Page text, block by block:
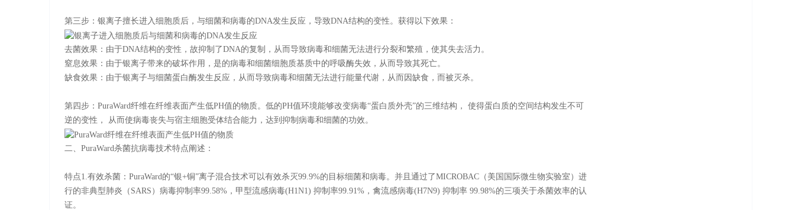
第三步：银离子擅长进入细胞质后，与细菌和病毒的DNA发生反应，导致DNA结构的变性。获得以下效果：
去菌效果：由于DNA结构的变性，故抑制了DNA的复制，从而导致病毒和细菌无法进行分裂和繁殖，使其失去活力。
窒息效果：由于银离子带来的破坏作用，是的病毒和细菌细胞质基质中的呼吸酶失效，从而导致其死亡。
缺食效果：由于银离子与细菌蛋白酶发生反应，从而导致病毒和细菌无法进行能量代谢，从而因缺食，而被灭杀。
第四步：PuraWard纤维在纤维表面产生低PH值的物质。低的PH值环境能够改变病毒“蛋白质外壳”的三维结构， 使得蛋白质的空间结构发生不可
逆的变性， 从而使病毒丧失与宿主细胞受体结合能力，达到抑制病毒和细菌的功效。
二、PuraWard杀菌抗病毒技术特点阐述：
特点1.有效杀菌：PuraWard的“银+铜”离子混合技术可以有效杀灭99.9%的目标细菌和病毒。并且通过了MICROBAC（美国国际微生物实验室）进
行的非典型肺炎（SARS）病毒抑制率99.58%，甲型流感病毒(H1N1) 抑制率99.91%，禽流感病毒(H7N9) 抑制率 99.98%的三项关于杀菌效率的认
证。